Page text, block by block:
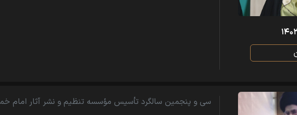
سی و پنجمین سالگرد تأسیس مؤسسه تنظیم و نشر آثار امام